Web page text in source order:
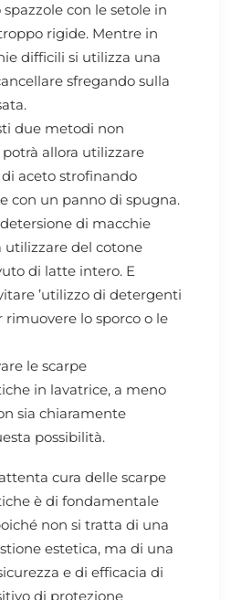
con le setole in
rigide. Mentre in
difficili si utilizza una
sfregando sulla
due metodi non
allora utilizzare
aceto strofinando
con un panno di spugna.
di macchie
utilizzare del cotone
di latte intero. E
’utilizzo di detergenti
rimuovere lo sporco o le
le scarpe
in lavatrice, a meno
sia chiaramente
possibilità.
cura delle scarpe
è di fondamentale
non si tratta di una
estetica, ma di una
e di efficacia di
di protezione